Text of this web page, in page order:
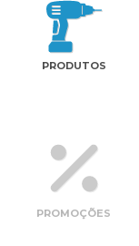
PRODUTOS
PROMOÇÕES